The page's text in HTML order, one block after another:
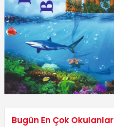
Bugün En Çok Okulanlar